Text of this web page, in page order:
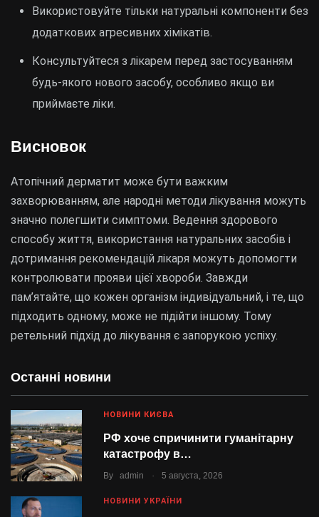
Останні новини
НОВИНИ КИЄВА
РФ хоче спричинити гуманітарну
катастрофу в…
By admin . 5 августа, 2026
НОВИНИ УКРАЇНИ
Використовуйте тільки натуральні компоненти без
додаткових агресивних хімікатів.
Консультуйтеся з лікарем перед застосуванням
будь-якого нового засобу, особливо якщо ви
приймаєте ліки.
Висновок
Атопічний дерматит може бути важким
захворюванням, але народні методи лікування можуть
значно полегшити симптоми. Ведення здорового
способу життя, використання натуральних засобів і
дотримання рекомендацій лікаря можуть допомогти
контролювати прояви цієї хвороби. Завжди
пам’ятайте, що кожен організм індивідуальний, і те, що
підходить одному, може не підійти іншому. Тому
ретельний підхід до лікування є запорукою успіху.